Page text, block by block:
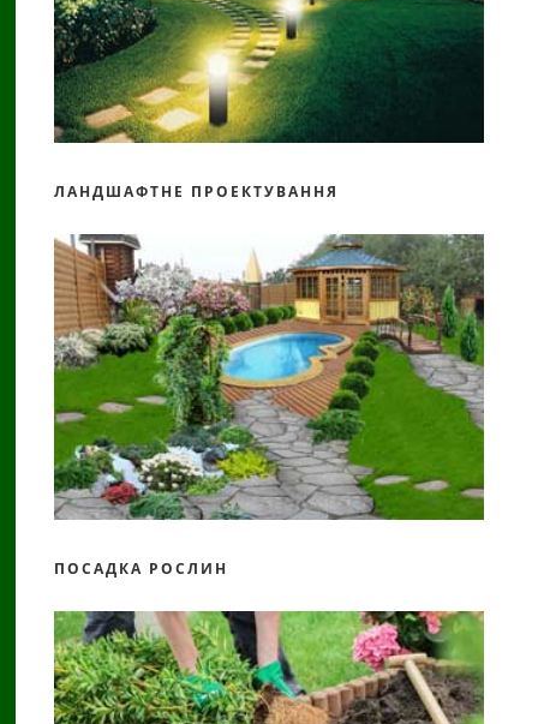
ЛАНДШАФТНЕ ПРОЕКТУВАННЯ
ПОСАДКА РОСЛИН